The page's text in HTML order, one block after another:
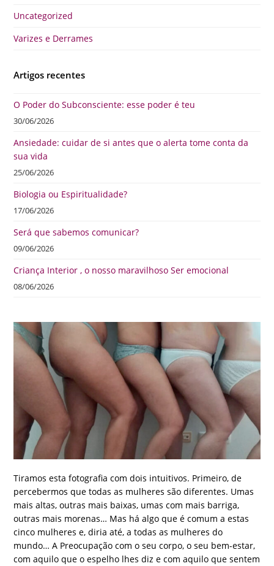
Uncategorized
Varizes e Derrames
Artigos recentes
O Poder do Subconsciente: esse poder é teu
30/06/2026
Ansiedade: cuidar de si antes que o alerta tome conta da
sua vida
25/06/2026
Biologia ou Espiritualidade?
17/06/2026
Será que sabemos comunicar?
09/06/2026
Criança Interior , o nosso maravilhoso Ser emocional
08/06/2026
Tiramos esta fotografia com dois intuitivos. Primeiro, de
percebermos que todas as mulheres são diferentes. Umas
mais altas, outras mais baixas, umas com mais barriga,
outras mais morenas… Mas há algo que é comum a estas
cinco mulheres e, diria até, a todas as mulheres do
mundo… A Preocupação com o seu corpo, o seu bem-estar,
com aquilo que o espelho lhes diz e com aquilo que sentem